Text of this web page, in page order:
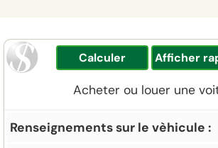
Acheter ou louer une
Renseignements sur le vèhicule :